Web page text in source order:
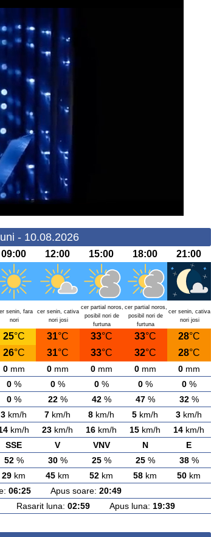
- 10.08.2026
09:00 12:00 15:00 18:00 21:00
senin, fara
nori
cer senin, cativa
nori josi
cer partial noros,
posibil nori de
furtuna
cer partial noros,
posibil nori de
furtuna
cer senin, cativa
nori josi
25°C 31°C 33°C 33°C 28°C
26°C 31°C 33°C 32°C 28°C
0mm 0mm 0mm 0mm 0mm
0% 0% 0% 0% 0%
0% 22% 42% 47% 32%
3 km/h 7 km/h 8 km/h 5 km/h 3 km/h
km/h 23 km/h 16 km/h 15 km/h 14 km/h
SSE V VNV N E
52% 30% 25% 25% 38%
29 km 45 km 52 km 58 km 50 km
06:25 Apus soare: 20:49
Rasarit luna: 02:59 Apus luna: 19:39